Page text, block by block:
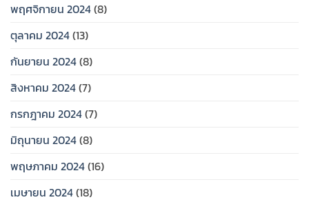
พฤศจิกายน 2024(8)
ตุลาคม 2024(13)
กันยายน 2024(8)
สิงหาคม 2024(7)
กรกฎาคม 2024(7)
มิถุนายน 2024(8)
พฤษภาคม 2024(16)
เมษายน 2024(18)